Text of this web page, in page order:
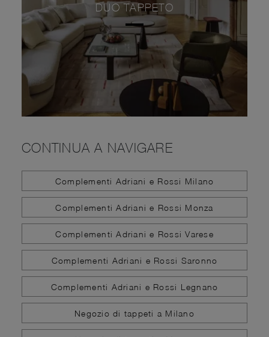
DUO TAPPETO
CONTINUA A NAVIGARE
Complementi Adriani e Rossi Milano
Complementi Adriani e Rossi Monza
Complementi Adriani e Rossi Varese
Complementi Adriani e Rossi Saronno
Complementi Adriani e Rossi Legnano
Negozio di tappeti a Milano